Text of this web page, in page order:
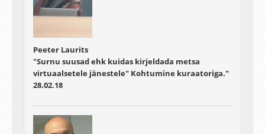
Peeter Laurits
"Surnu suusad ehk kuidas kirjeldada metsa
virtuaalsetele jänestele" Kohtumine kuraatoriga."
28.02.18